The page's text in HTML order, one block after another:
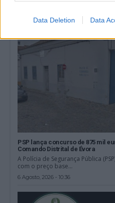
Data Deletion Data
PSP lança concurso de 875 mil
Comando Distrital de Évora
A Polícia de Segurança Pública
com o preço base...
6 Agosto, 2026 - 10:36